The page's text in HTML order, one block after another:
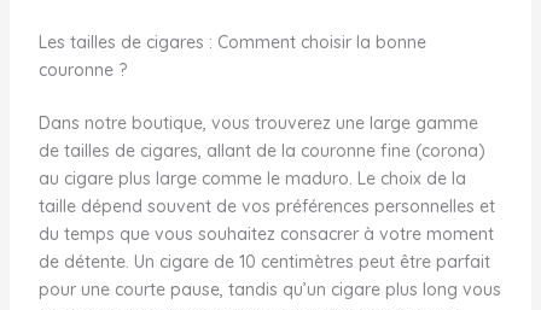
Les tailles de cigares : Comment choisir la bonne
couronne ?
Dans notre boutique, vous trouverez une large gamme
de tailles de cigares, allant de la couronne fine (corona)
au cigare plus large comme le maduro. Le choix de la
taille dépend souvent de vos préférences personnelles et
du temps que vous souhaitez consacrer à votre moment
de détente. Un cigare de 10 centimètres peut être parfait
pour une courte pause, tandis qu’un cigare plus long vous